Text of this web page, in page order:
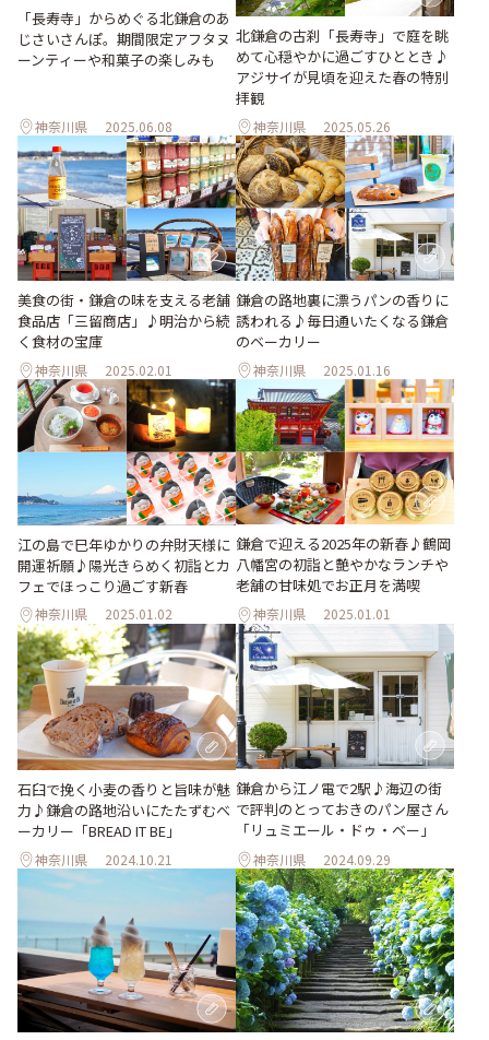
「長寿寺」からめぐる北鎌倉のあ
じさいさんぽ。期間限定アフタヌ
ーンティーや和菓子の楽しみも
神奈川県 2025.06.08
北鎌倉の古刹「長寿寺」で庭を眺
めて心穏やかに過ごすひととき♪
アジサイが見頃を迎えた春の特別
拝観
神奈川県 2025.05.26
美食の街・鎌倉の味を支える老舗
食品店「三留商店」♪明治から続
く食材の宝庫
神奈川県 2025.02.01
鎌倉の路地裏に漂うパンの香りに
誘われる♪毎日通いたくなる鎌倉
のベーカリー
神奈川県 2025.01.16
江の島で巳年ゆかりの弁財天様に
開運祈願♪陽光きらめく初詣とカ
フェでほっこり過ごす新春
神奈川県 2025.01.02
鎌倉で迎える2025年の新春♪鶴岡
八幡宮の初詣と艶やかなランチや
老舗の甘味処でお正月を満喫
神奈川県 2025.01.01
石臼で挽く小麦の香りと旨味が魅
力♪鎌倉の路地沿いにたたずむベ
ーカリー「BREAD IT BE」
神奈川県 2024.10.21
鎌倉から江ノ電で2駅♪海辺の街
で評判のとっておきのパン屋さん
「リュミエール・ドゥ・ベー」
神奈川県 2024.09.29